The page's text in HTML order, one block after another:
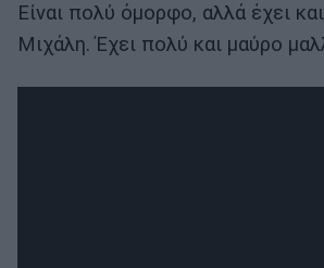
Είναι πολύ όμορφο, αλλά έχει
Μιχάλη. Έχει πολύ και μαύρο